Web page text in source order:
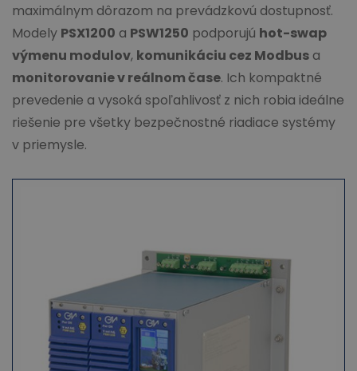
maximálnym dôrazom na prevádzkovú dostupnosť.
Modely PSX1200 a PSW1250 podporujú hot-swap
výmenu modulov, komunikáciu cez Modbus a
monitorovanie v reálnom čase. Ich kompaktné
prevedenie a vysoká spoľahlivosť z nich robia ideálne
riešenie pre všetky bezpečnostné riadiace systémy
v priemysle.